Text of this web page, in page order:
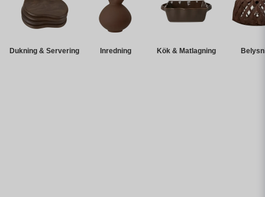
Dukning & Servering Inredning Kök & Matlagning